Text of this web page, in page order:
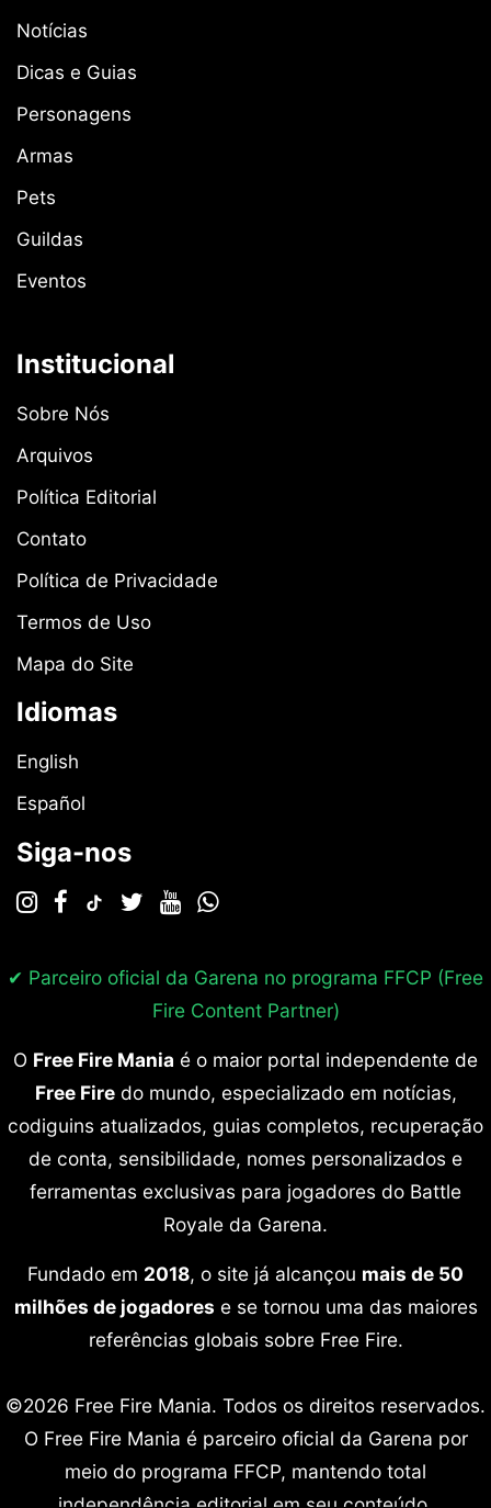
Notícias
Dicas e Guias
Personagens
Armas
Pets
Guildas
Eventos
Institucional
Sobre Nós
Arquivos
Política Editorial
Contato
Política de Privacidade
Termos de Uso
Mapa do Site
Idiomas
English
Español
Siga-nos
✔ Parceiro oficial da Garena no programa FFCP (Free
Fire Content Partner)
O Free Fire Mania é o maior portal independente de
Free Firedo mundo, especializado em notícias,
codiguins atualizados, guias completos, recuperação
de conta, sensibilidade, nomes personalizados e
ferramentas exclusivas para jogadores do Battle
Royale da Garena.
Fundado em 2018, o site já alcançou mais de 50
milhões de jogadores e se tornou uma das maiores
referências globais sobre Free Fire.
©2026 Free Fire Mania. Todos os direitos reservados.
O Free Fire Mania é parceiro oficial da Garena por
meio do programa FFCP, mantendo total